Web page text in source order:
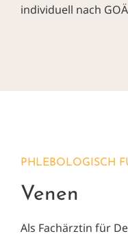
individuell nach
PHLEBOLOGISCH
Venen
Als Fachärztin für